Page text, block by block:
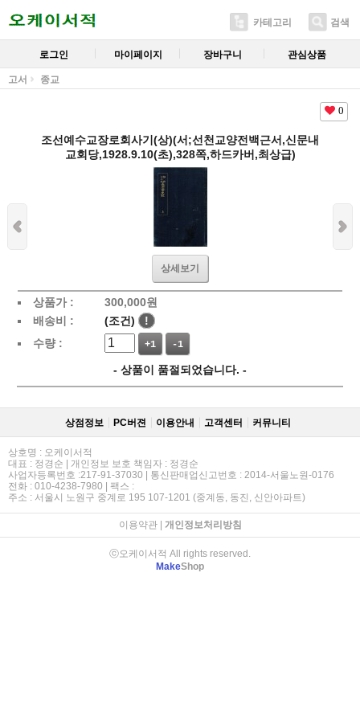
카테고리 검색
로그인 마이페이지 장바구니 관심상품
고서 종교
0
조선예수교장로회사기(상)(서;선천교양전백근서,신문내
교회당,1928.9.10(초),328쪽,하드카버,최상급)
상세보기
상품가 : 300,000원
배송비 :
(조건)
!
수량 :
+1 -1
- 상품이 품절되었습니다. -
상점정보 PC버젼 이용안내 고객센터 커뮤니티
상호명 : 오케이서적
대표 : 정경순 | 개인정보 보호 책임자 : 정경순
사업자등록번호 :217-91-37030 | 통신판매업신고번호 : 2014-서울노원-0176
전화 : 010-4238-7980 | 팩스 :
주소 : 서울시 노원구 중계로 195 107-1201 (중계동, 동진, 신안아파트)
이용약관| 개인정보처리방침
ⓒ오케이서적 All rights reserved.
MakeShop